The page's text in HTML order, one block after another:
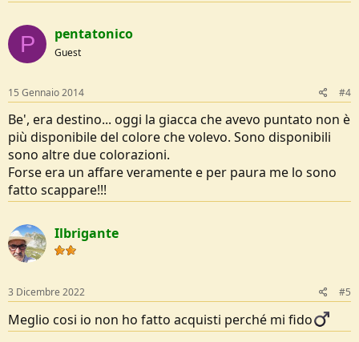
P pentatonico
Guest
15 Gennaio 2014 #4
Be', era destino... oggi la giacca che avevo puntato non è
più disponibile del colore che volevo. Sono disponibili
sono altre due colorazioni.
Forse era un affare veramente e per paura me lo sono
fatto scappare!!!
Ilbrigante
3 Dicembre 2022 #5
Meglio cosi io non ho fatto acquisti perché mi fido‍